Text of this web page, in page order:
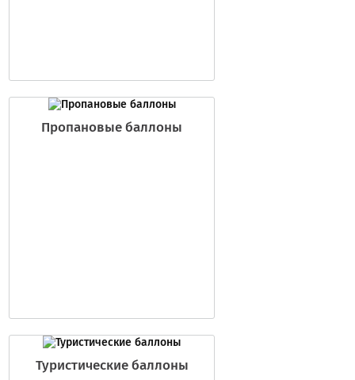
Пропановые баллоны
Туристические баллоны